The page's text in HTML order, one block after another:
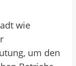
wie
um den